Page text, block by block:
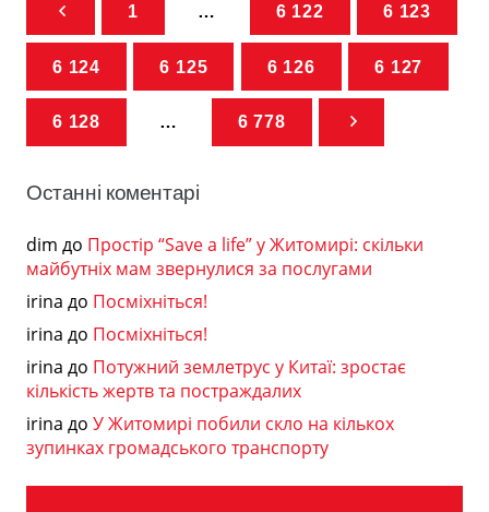
1 … 6 122 6 123
6 124 6 125 6 126 6 127
6 128 … 6 778
Останні коментарі
dim до Простір “Save a life” у Житомирі: скільки
майбутніх мам звернулися за послугами
irina до Посміхніться!
irina до Посміхніться!
irina до Потужний землетрус у Китаї: зростає
кількість жертв та постраждалих
irina до У Житомирі побили скло на кількох
зупинках громадського транспорту